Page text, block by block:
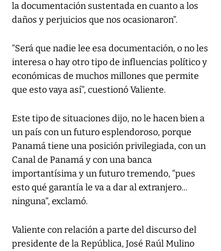
la documentación sustentada en cuanto a los
daños y perjuicios que nos ocasionaron”.
”Será que nadie lee esa documentación, o no les
interesa o hay otro tipo de influencias político y
económicas de muchos millones que permite
que esto vaya así”, cuestionó Valiente.
Este tipo de situaciones dijo, no le hacen bien a
un país con un futuro esplendoroso, porque
Panamá tiene una posición privilegiada, con un
Canal de Panamá y con una banca
importantísima y un futuro tremendo, “pues
esto qué garantía le va a dar al extranjero...
ninguna”, exclamó.
Valiente con relación a parte del discurso del
presidente de la República, José Raúl Mulino